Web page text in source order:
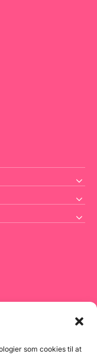
som cookies til at
gode tilbud
i din